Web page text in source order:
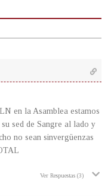
en la Asamblea estamos
sed de Sangre al lado y
no sean sinvergüenzas
Ver Respuestas (3)